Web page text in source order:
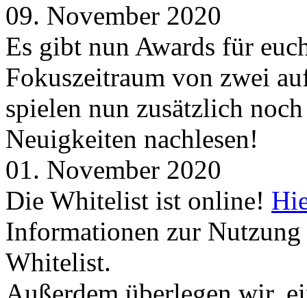
09. November 2020
Es gibt nun Awards für
Fokuszeitraum von zwei
spielen nun zusätzlich
Neuigkeiten nachlesen!
01. November 2020
Die Whitelist ist online!
Informationen zur
Whitelist.